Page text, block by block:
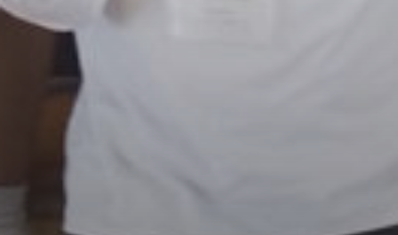
/home/sakurazuka/sakurazuka.ed.jp/public_html/wp-conten
t/themes/sakurazuka_2020/header.php